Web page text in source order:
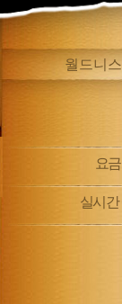
월드니스
요
실시